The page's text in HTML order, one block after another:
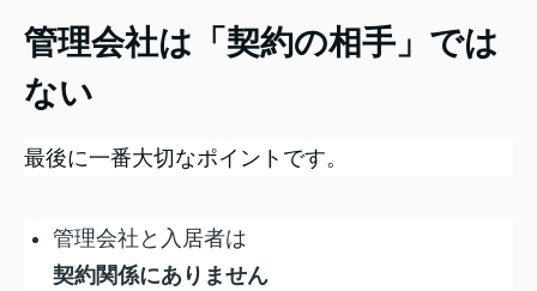
管理会社は「契約の相手」では
ない
最後に一番大切なポイントです。
管理会社と入居者は
契約関係にありません